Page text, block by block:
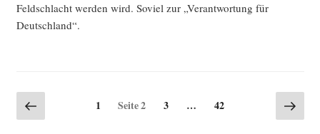
Feld­schlacht wer­den wird. Soviel zur „Ver­ant­wor­tung für
Deutschland“.
Seitennummerierung
der
Vorherige
Seite
Seite
1 Seite2 Seite
3 … Seite
42
Seite